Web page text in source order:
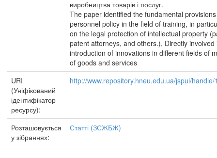
виробництва товарів і послуг.
The paper identified the fundamental
personnel policy in the field of training, in
on the legal protection of intellectual property
patent attorneys, and others.), Directly involved
introduction of innovations in different fields of
of goods and services
URI
(Уніфікований
ідентифікатор
ресурсу):
http://www.repository.hneu.edu.ua/jspui/
Розташовується
у зібраннях:
Статті (ЗСЖБЖ)